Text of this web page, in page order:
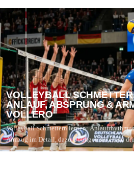
VOLLEYBALL
ANLAUF, ABSPRUNG &
VOLLERO
Volleyball Schmettern lernen:
Armzug im Detail, dazu Übungen für einen